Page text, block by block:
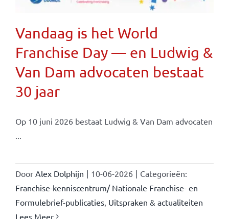
Vandaag is het World
Franchise Day — en Ludwig &
Van Dam advocaten bestaat
30 jaar
Op 10 juni 2026 bestaat Ludwig & Van Dam advocaten
...
Door Alex Dolphijn | 10-06-2026 | Categorieën:
Franchise-kenniscentrum/ Nationale Franchise- en
Formulebrief-publicaties, Uitspraken & actualiteiten
Lees Meer